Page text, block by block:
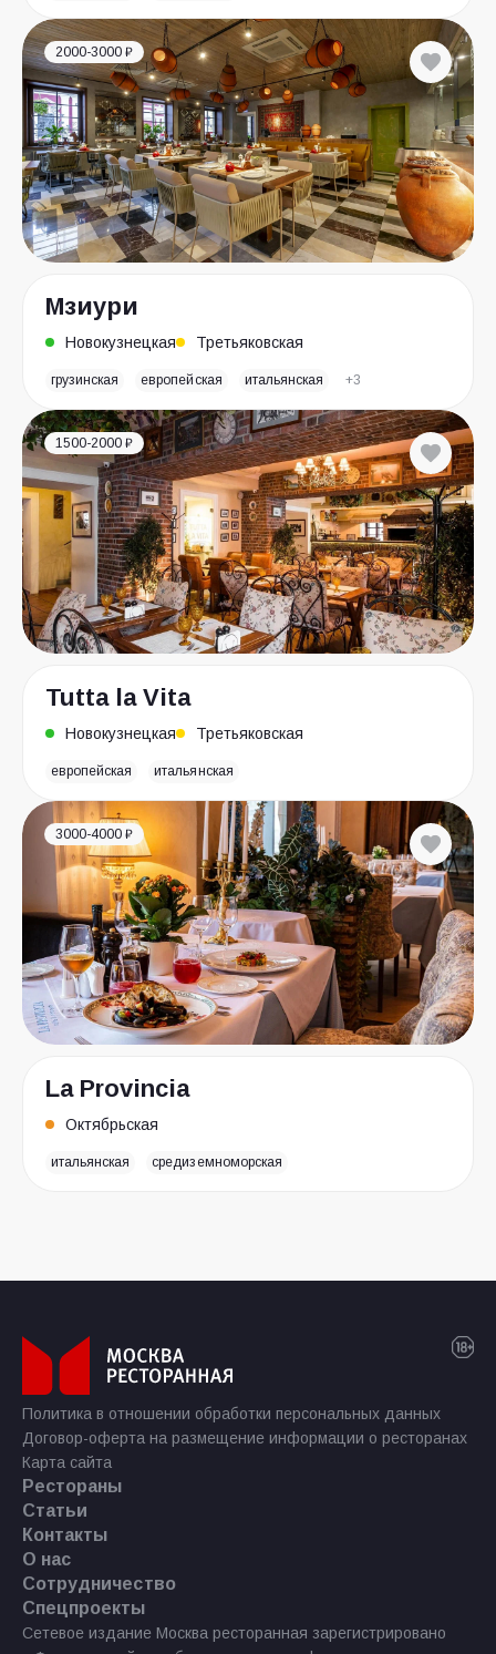
2000-3000 ₽
Мзиури
Новокузнецкая Третьяковская
грузинская европейская итальянская +3
1500-2000 ₽
Tutta la Vita
Новокузнецкая Третьяковская
европейская итальянская
3000-4000 ₽
La Provincia
Октябрьская
итальянская средиземноморская
Политика в отношении обработки персональных данных
Договор-оферта на размещение информации о ресторанах
Карта сайта
Рестораны
Статьи
Контакты
О нас
Сотрудничество
Спецпроекты
Сетевое издание Москва ресторанная зарегистрировано